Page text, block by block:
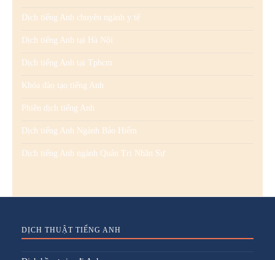
Dịch tiếng Anh chuyên ngành y tế
Dịch tiếng Anh tại Hà Nội
Dịch tiếng Anh tại Tphcm
Khóa đào tạo tiếng Anh
Phiên dịch tiếng Anh
Dịch tiếng Anh Ngành Bảo Hiểm
Dịch tiếng Anh ngành Quản Trị Nhân Sự
DỊCH THUẬT TIẾNG ANH